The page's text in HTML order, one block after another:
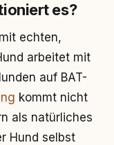
es?
echten,
arbeitet mit
auf BAT-
kommt nicht
als natürliches
Hund selbst